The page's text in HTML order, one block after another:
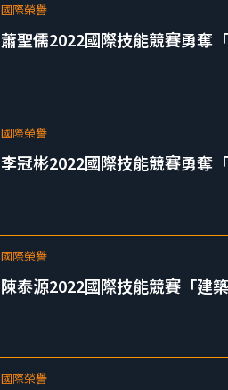
國際榮譽
蕭聖儒2022國際技能競賽勇奪
國際榮譽
李冠彬2022國際技能競賽勇奪
國際榮譽
陳泰源2022國際技能競賽「建
國際榮譽